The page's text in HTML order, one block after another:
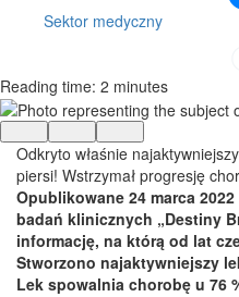
Sektor medyczny
Reading time: 2 minutes
Odkryto właśnie
piersi! Wstrzymał progresję
Opublikowane 24 marca
badań klinicznych „Destiny
informację, na którą od lat
Stworzono najaktywniejszy
Lek spowalnia chorobę u 76